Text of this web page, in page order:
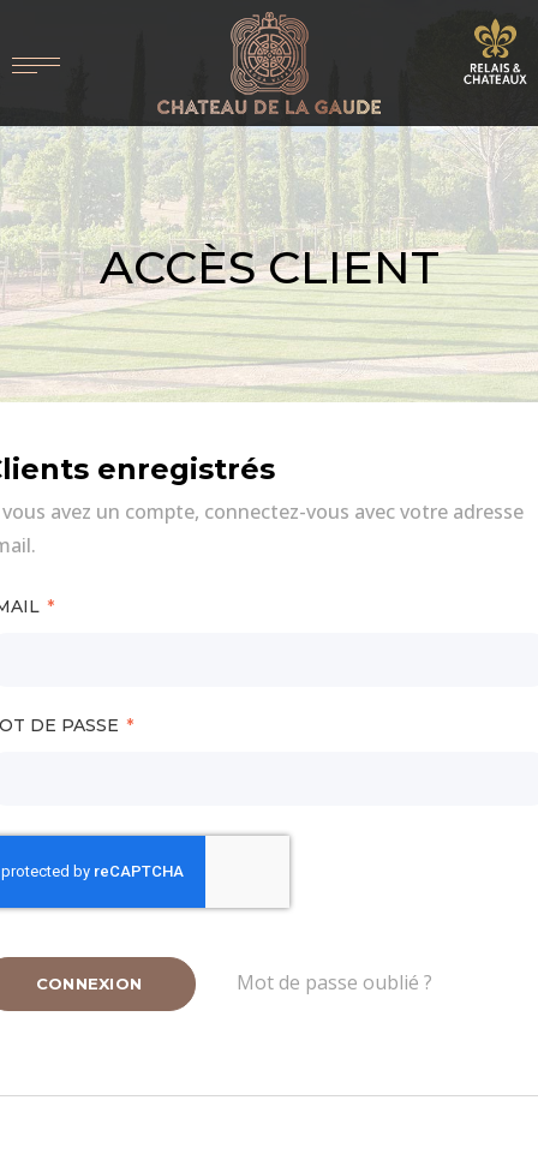
ACCÈS CLIENT
enregistrés
vous avez un compte, connectez-vous avec votre adresse
DE PASSE
CONNEXION Mot de passe oublié ?